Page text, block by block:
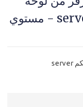
التحكم server management - مستوي
ادارة وتشغيل واطفاء السيرفر من لوحة التحكم server